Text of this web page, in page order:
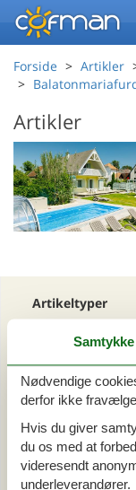
Forside Artikler
Artikler
HU8647.101.2
Artikeltyper
Sommerhus
Område
Alle
Ungarn
Balaton sø
Samtykke
Nødvendige
derfor ikke
Hvis du giver
du os med at
videresendt
underleverandører.